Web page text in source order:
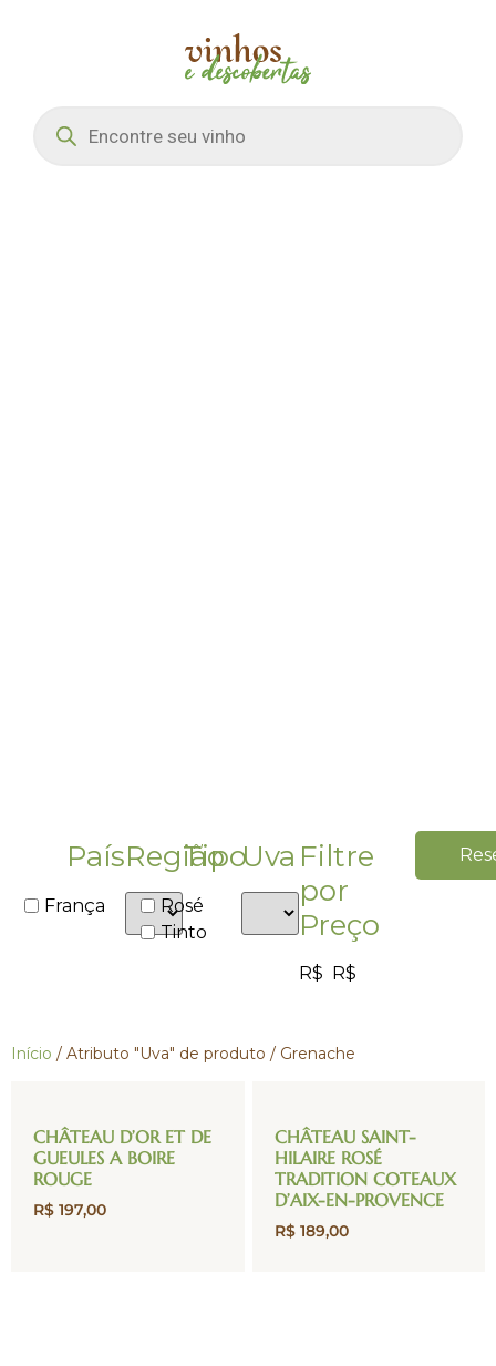
País
França
Região
Tipo
Rosé
Tinto
Uva Filtre
por
Preço
R$ R$
Início / Atributo "Uva" de produto / Grenache
CHÂTEAU D’OR ET DE
GUEULES A BOIRE
ROUGE
R$ 197,00
CHÂTEAU SAINT-
HILAIRE ROSÉ
TRADITION COTEAUX
D’AIX-EN-PROVENCE
R$189,00